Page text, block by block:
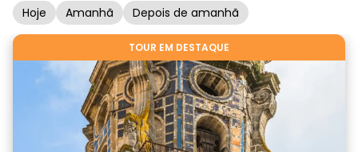
Hoje Amanhã Depois de amanhã
TOUR EM DESTAQUE